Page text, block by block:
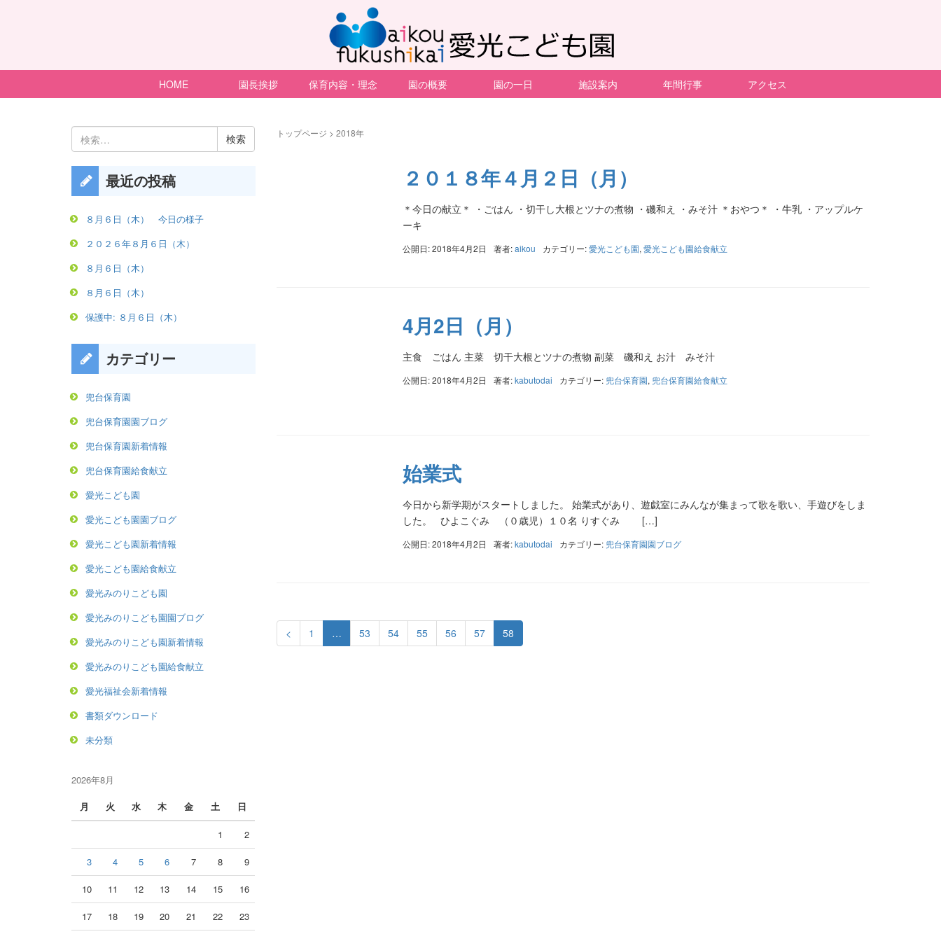
HOME 園長挨拶 保育内容・理念 園の概要 園の一日 施設案内 年間行事 アクセス
トップページ > 2018年
２０１８年４月２日（月）
＊今日の献立＊ ・ごはん ・切干し大根とツナの煮物 ・磯和え ・みそ汁 ＊おやつ＊ ・牛乳 ・アップルケ
ーキ
公開日: 2018年4月2日 著者:aikou カテゴリー:愛光こども園, 愛光こども園給食献立
4月2日（月）
主食 ごはん 主菜 切干大根とツナの煮物 副菜 磯和え お汁 みそ汁
公開日: 2018年4月2日 著者:kabutodai カテゴリー: 兜台保育園, 兜台保育園給食献立
始業式
今日から新学期がスタートしました。 始業式があり、遊戯室にみんなが集まって歌を歌い、手遊びをしま
した。 ひよこぐみ （０歳児）１０名 りすぐみ […]
公開日: 2018年4月2日 著者:kabutodai カテゴリー: 兜台保育園園ブログ
< 1 … 53 54 55 56 57 58
検
索:
最近の投稿
８月６日（木） 今日の様子
２０２６年８月６日（木）
８月６日（木）
８月６日（木）
保護中: ８月６日（木）
カテゴリー
兜台保育園
兜台保育園園ブログ
兜台保育園新着情報
兜台保育園給食献立
愛光こども園
愛光こども園園ブログ
愛光こども園新着情報
愛光こども園給食献立
愛光みのりこども園
愛光みのりこども園園ブログ
愛光みのりこども園新着情報
愛光みのりこども園給食献立
愛光福祉会新着情報
書類ダウンロード
未分類
2026年8月
月
火 水 木 金 土 日
1 2
3 4 5 6 7 8 9
10 11 12 13 14 15 16
17 18 19 20 21 22 23